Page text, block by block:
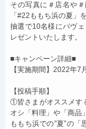
その写真に＃店名や
「#22ももち浜の夏」
抽選で10名様にパヴ
レゼントいたします。
■キャンペーン詳細■
【実施期間】2022年
【投稿手順】
①皆さまがオススメす
オシ「料理」や「商品」
ももち浜での”夏”の